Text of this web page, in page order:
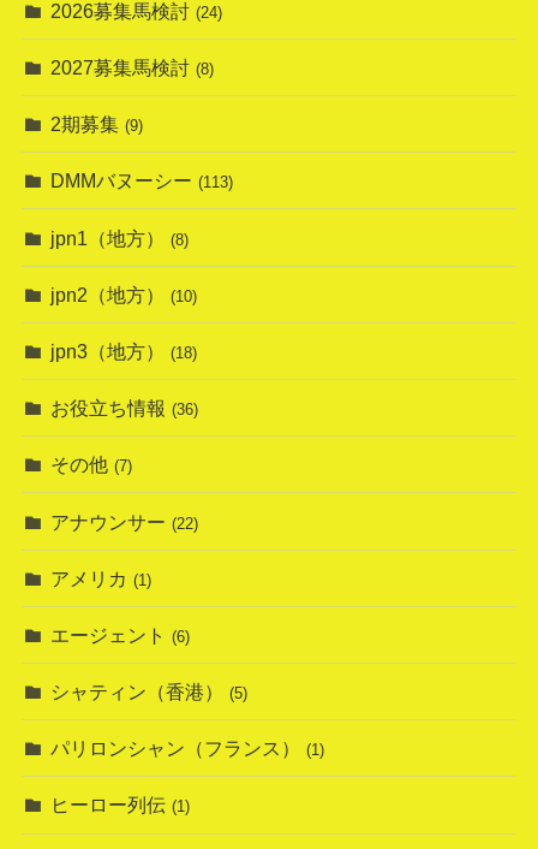
2026募集馬検討 (24)
2027募集馬検討 (8)
2期募集 (9)
DMMバヌーシー (113)
jpn1（地方） (8)
jpn2（地方） (10)
jpn3（地方） (18)
お役立ち情報 (36)
その他 (7)
アナウンサー (22)
アメリカ (1)
エージェント (6)
シャティン（香港） (5)
パリロンシャン（フランス） (1)
ヒーロー列伝 (1)